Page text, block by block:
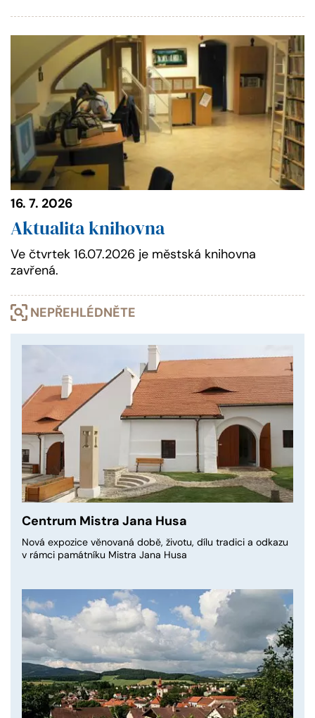
16. 7. 2026
Aktualita knihovna
Ve čtvrtek 16.07.2026 je městská knihovna
zavřená.
NEPŘEHLÉDNĚTE
Centrum Mistra Jana Husa
Nová expozice věnovaná době, životu, dílu tradici a odkazu
v rámci památníku Mistra Jana Husa